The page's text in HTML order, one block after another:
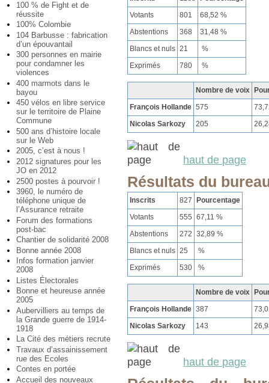
100 % de Fight et de
réussite
100% Colombie
104 Barbusse : fabrication
d’un épouvantail
300 personnes en mairie
pour condamner les
violences
400 marmots dans le
bayou
450 vélos en libre service
sur le territoire de Plaine
Commune
500 ans d’histoire locale
sur le Web
2005, c’est à nous !
2012 signatures pour les
JO en 2012
2500 postes à pourvoir !
3960, le numéro de
téléphone unique de
l’Assurance retraite
Forum des formations
post-bac
Chantier de solidarité 2008
Bonne année 2008
Infos formation janvier
2008
Listes Électorales
Bonne et heureuse année
2005
Aubervilliers au temps de
la Grande guerre de 1914-
1918
La Cité des métiers recrute
Travaux d’assainissement
rue des Ecoles
Contes en portée
Accueil des nouveaux
Votants
801
68,52 %
Abstentions
368
31,48 %
Blancs et nuls 21
%
Exprimés
780 %
Nombre de voix
François Hollande 575
Nicolas Sarkozy
205
haut de page
Résultats du
Inscrits 827
Pourcentage
Votants
555 67,11 %
Abstentions
272 32,89 %
Blancs et nuls 25
%
Exprimés
530 %
Nombre de voix
François Hollande 387
Nicolas Sarkozy
143
haut de page